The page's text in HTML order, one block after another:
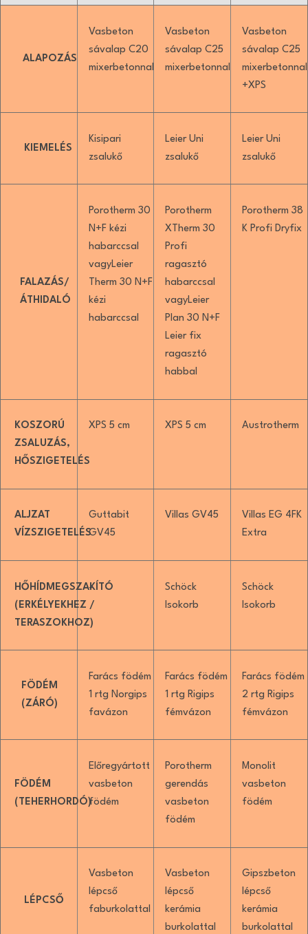
ALAPOZÁS
Vasbeton
sávalap C20
mixerbetonnal
Vasbeton
sávalap C25
mixerbetonnal
Vasbeton
sávalap C25
mixerbetonnal
+XPS
KIEMELÉS
Kisipari
zsalukő
Leier Uni
zsalukő
Leier Uni
zsalukő
FALAZÁS/
ÁTHIDALÓ
Porotherm 30
N+F kézi
habarccsal
vagyLeier
Therm 30 N+F
kézi
habarccsal
Porotherm
XTherm 30
Profi
ragasztó
habarccsal
vagyLeier
Plan 30 N+F
Leier fix
ragasztó
habbal
Porotherm 38
K Profi Dryfix
KOSZORÚ
ZSALUZÁS,
HŐSZIGETELÉS
XPS 5 cm XPS 5 cm Austrotherm
ALJZAT
VÍZSZIGETELÉS
Guttabit
GV45
Villas GV45
Villas EG 4FK
Extra
HŐHÍDMEGSZAKÍTÓ
(ERKÉLYEKHEZ /
TERASZOKHOZ)
-
Schöck
Isokorb
Schöck
Isokorb
FÖDÉM
(ZÁRÓ)
Farács födém
1 rtg Norgips
favázon
Farács födém
1 rtg Rigips
fémvázon
Farács födém
2 rtg Rigips
fémvázon
FÖDÉM
(TEHERHORDÓ)
Előregyártott
vasbeton
födém
Porotherm
gerendás
vasbeton
födém
Monolit
vasbeton
födém
LÉPCSŐ
Vasbeton
lépcső
faburkolattal
Vasbeton
lépcső
kerámia
burkolattal
Gipszbeton
lépcső
kerámia
burkolattal